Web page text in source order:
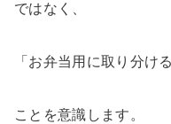
ではなく、
「お弁当用に取り分ける
ことを意識します。